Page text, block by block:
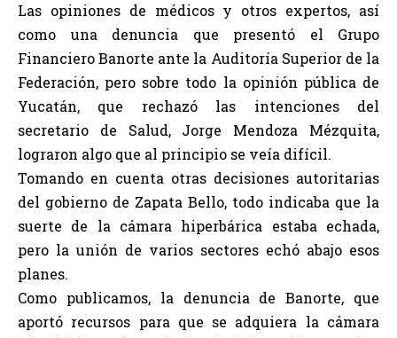
Las opiniones de médicos y otros expertos, así
como una denuncia que presentó el Grupo
Financiero Banorte ante la Auditoría Superior de la
Federación, pero sobre todo la opinión pública de
Yucatán, que rechazó las intenciones del
secretario de Salud, Jorge Mendoza Mézquita,
lograron algo que al principio se veía difícil.
Tomando en cuenta otras decisiones autoritarias
del gobierno de Zapata Bello, todo indicaba que la
suerte de la cámara hiperbárica estaba echada,
pero la unión de varios sectores echó abajo esos
planes.
Como publicamos, la denuncia de Banorte, que
aportó recursos para que se adquiera la cámara